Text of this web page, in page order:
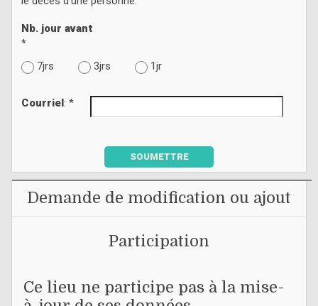
Nb. jour avant
*
7jrs
3jrs 1jr
Courriel : *
SOUMETTRE
Demande de modification ou ajout
Participation
Ce lieu ne participe pas à la mise-